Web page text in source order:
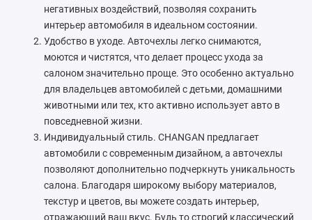
негативных воздействий, позволяя сохранить
интерьер автомобиля в идеальном состоянии.
Удобство в уходе. Авточехлы легко снимаются,
моются и чистятся, что делает процесс ухода за
салоном значительно проще. Это особенно актуально
для владельцев автомобилей с детьми, домашними
животными или тех, кто активно использует авто в
повседневной жизни.
Индивидуальный стиль. CHANGAN предлагает
автомобили с современным дизайном, а авточехлы
позволяют дополнительно подчеркнуть уникальность
салона. Благодаря широкому выбору материалов,
текстур и цветов, вы можете создать интерьер,
отражающий ваш вкус. Будь то строгий классический